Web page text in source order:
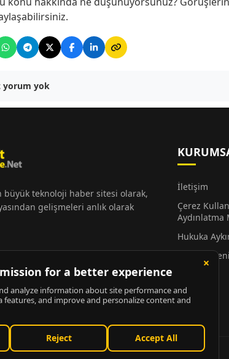
yorum yok
büyük teknoloji haber sitesi olarak,
gelişmeleri anlık olarak
İletişim
Çerez
Aydınlatma
Hukuka
Alıntı ve
Hakkında
Künye